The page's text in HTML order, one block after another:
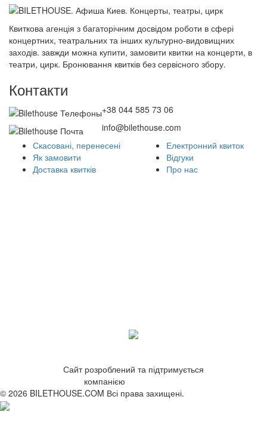
Квиткова агенція з багаторічним досвідом роботи в сфері
концертних, театральних та інших культурно-видовищних
заходів. завжди можна купити, замовити квитки на концерти, в
театри, цирк. Бронювання квитків без сервісного збору.
Контакти
+38 044 585 73 06
info@bilethouse.com
Скасовані, перенесені
Як замовити
Доставка квитків
Електронний квиток
Відгуки
Про нас
Сайт розроблений та підтримується
компанією
© 2026 BILETHOUSE.COM Всі права захищені.